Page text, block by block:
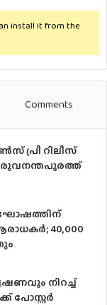
install it from the
Comments
പ്രീ റിലീസ്
40,000
നിറച്ച്
പോസ്റ്റര്‍